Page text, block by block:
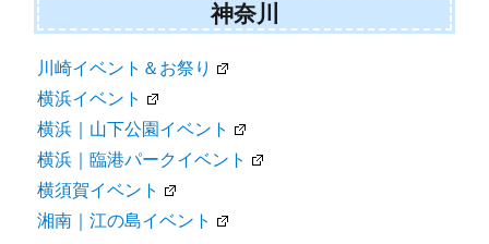
神奈川
川崎イベント＆お祭り
横浜イベント
横浜｜山下公園イベント
横浜｜臨港パークイベント
横須賀イベント
湘南｜江の島イベント